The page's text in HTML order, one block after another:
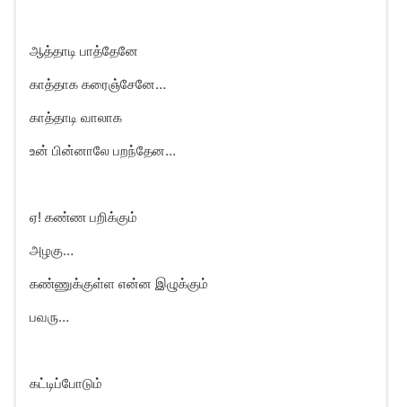
ஆத்தாடி பாத்தேனே
காத்தாக கரைஞ்சேனே…
காத்தாடி வாலாக
உன் பின்னாலே பறந்தேன…
ஏ! கண்ண பறிக்கும்
அழகு…
கண்ணுக்குள்ள என்ன இழுக்கும்
பவரு…
கட்டிப்போடும்